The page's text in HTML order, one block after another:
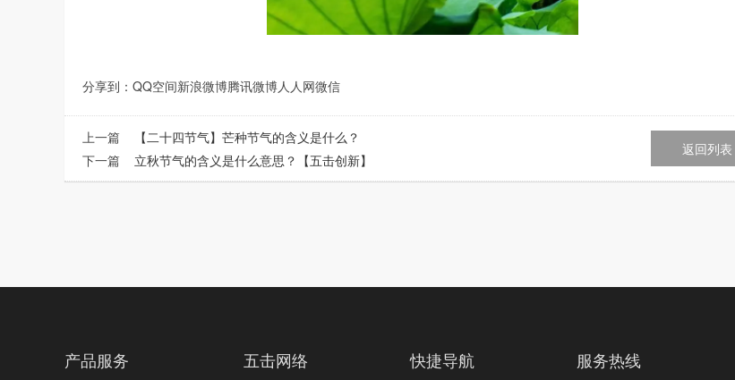
分享到： QQ空间新浪微博腾讯微博人人网微信
返回列表
上一篇
【二十四节气】芒种节气的含义是什么？
下一篇 立秋节气的含义是什么意思？【五击创新】
产品服务 五击网络 快捷导航 服务热线